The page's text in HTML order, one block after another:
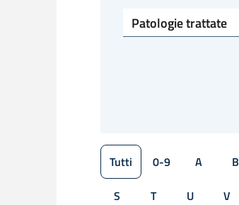
Patologie trattate
Tutti 0-9 A B
S
T U V